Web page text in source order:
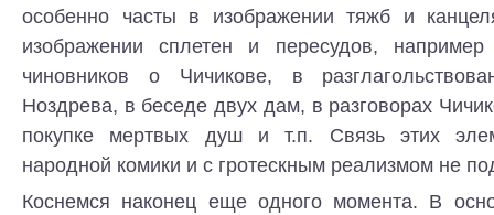
особенно часты в изображении тяжб и
изображении сплетен и пересудов,
чиновников о Чичикове, в
Ноздрева, в беседе двух дам, в разговорах
покупке мертвых душ и т.п. Связь этих
народной комики и с гротескным реализмом не
Коснемся наконец еще одного момента. В